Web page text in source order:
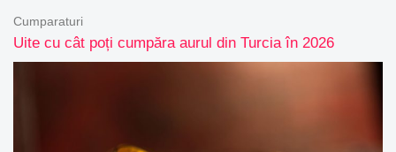
Uite cu cât poți cumpăra aurul din Turcia în 2026
Cumparaturi